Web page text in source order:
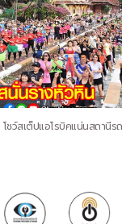
ชว์สเต็ปแอโรบิคแน่นสถานีร